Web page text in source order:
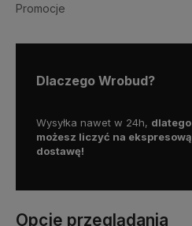
Promocje
Dlaczego Wrobud?
Wysyłka nawet w 24h, dlatego
możesz liczyć na ekspresową
dostawę!
Opcje przeglądania